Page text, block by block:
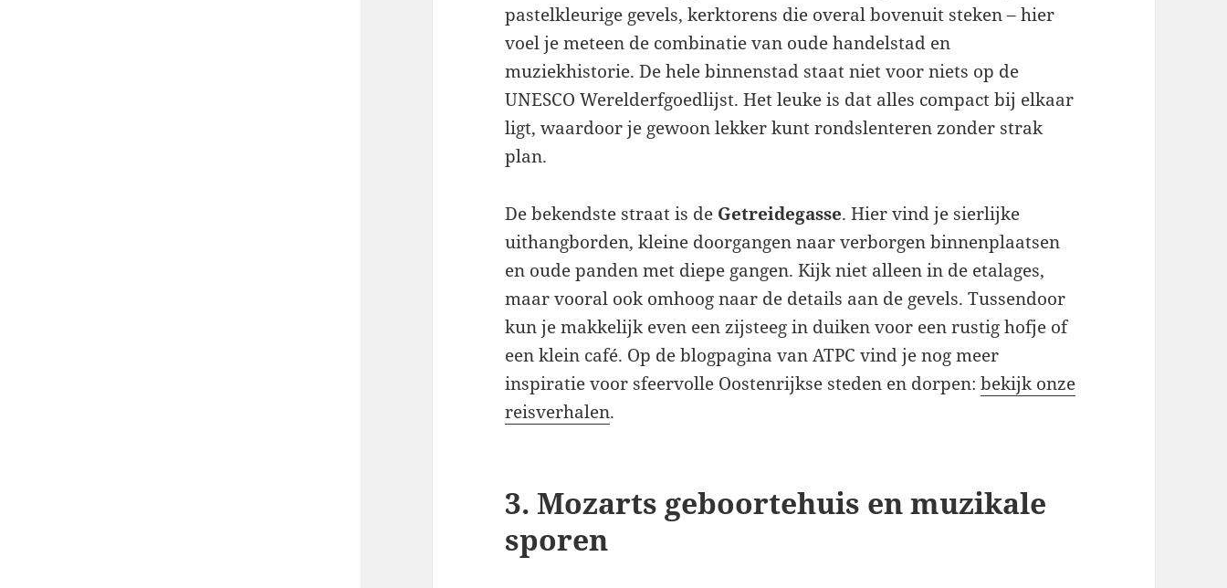
pastelkleurige gevels, kerktorens die overal bovenuit steken – hier
voel je meteen de combinatie van oude handelstad en
muziekhistorie. De hele binnenstad staat niet voor niets op de
UNESCO Werelderfgoedlijst. Het leuke is dat alles compact bij elkaar
ligt, waardoor je gewoon lekker kunt rondslenteren zonder strak
plan.
De bekendste straat is de Getreidegasse. Hier vind je sierlijke
uithangborden, kleine doorgangen naar verborgen binnenplaatsen
en oude panden met diepe gangen. Kijk niet alleen in de etalages,
maar vooral ook omhoog naar de details aan de gevels. Tussendoor
kun je makkelijk even een zijsteeg in duiken voor een rustig hofje of
een klein café. Op de blogpagina van ATPC vind je nog meer
inspiratie voor sfeervolle Oostenrijkse steden en dorpen:bekijk onze
reisverhalen.
3. Mozarts geboortehuis en muzikale
sporen